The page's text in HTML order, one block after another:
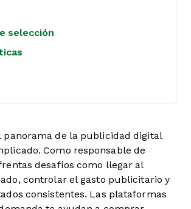
selección
panorama de la publicidad digital
Como responsable de
desafíos como llegar al
controlar el gasto publicitario y
consistentes. Las plataformas